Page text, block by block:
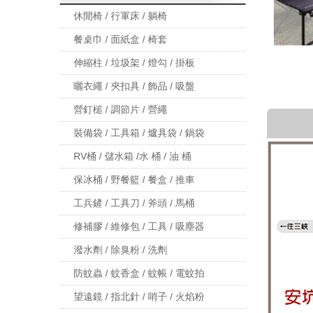
休閒椅 / 行軍床 / 躺椅
餐桌巾 / 面紙盒 / 椅套
伸縮柱 / 垃圾架 / 燈勾 / 掛板
曬衣繩 / 夾扣具 / 飾品 / 吸盤
營釘槌 / 調節片 / 營繩
裝備袋 / 工具箱 / 爐具袋 / 鍋袋
RV桶 / 儲水箱 /水 桶 / 油 桶
保冰桶 / 野餐籃 / 餐盒 / 推車
工兵鏟 / 工具刀 / 斧頭 / 馬桶
修補膠 / 維修包 / 工具 / 吸塵器
潑水劑 / 除臭粉 / 洗劑
防蚊蟲 / 蚊香盒 / 蚊帳 / 電蚊拍
望遠鏡 / 指北針 / 哨子 / 火焰粉